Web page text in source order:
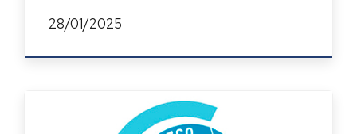
28/01/2025